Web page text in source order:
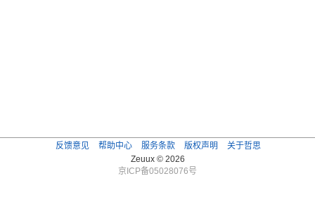
反馈意见 帮助中心 服务条款 版权声明
关于哲思
Zeuux © 2026
京ICP备05028076号